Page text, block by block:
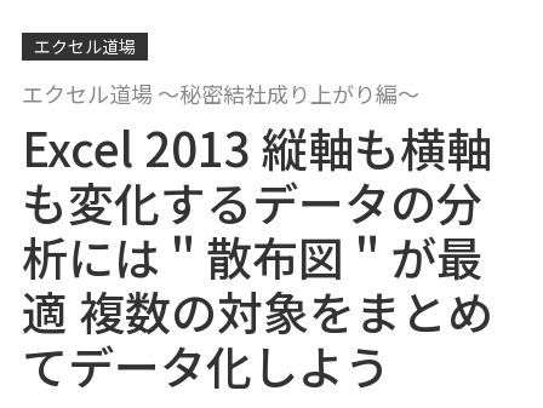
エクセル道場
エクセル道場 ～秘密結社成り上がり編～
Excel 2013 縦軸も横軸
も変化するデータの分
析には＂散布図＂が最
適 複数の対象をまとめ
てデータ化しよう